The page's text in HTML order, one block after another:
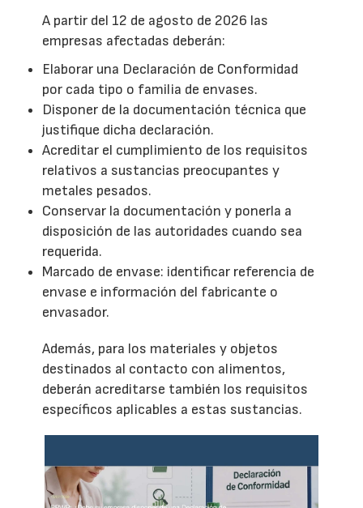
A partir del 12 de agosto de 2026 las
empresas afectadas deberán:
Elaborar una Declaración de Conformidad
por cada tipo o familia de envases.
Disponer de la documentación técnica que
justifique dicha declaración.
Acreditar el cumplimiento de los requisitos
relativos a sustancias preocupantes y
metales pesados.
Conservar la documentación y ponerla a
disposición de las autoridades cuando sea
requerida.
Marcado de envase: identificar referencia de
envase e información del fabricante o
envasador.
Además, para los materiales y objetos
destinados al contacto con alimentos,
deberán acreditarse también los requisitos
específicos aplicables a estas sustancias.